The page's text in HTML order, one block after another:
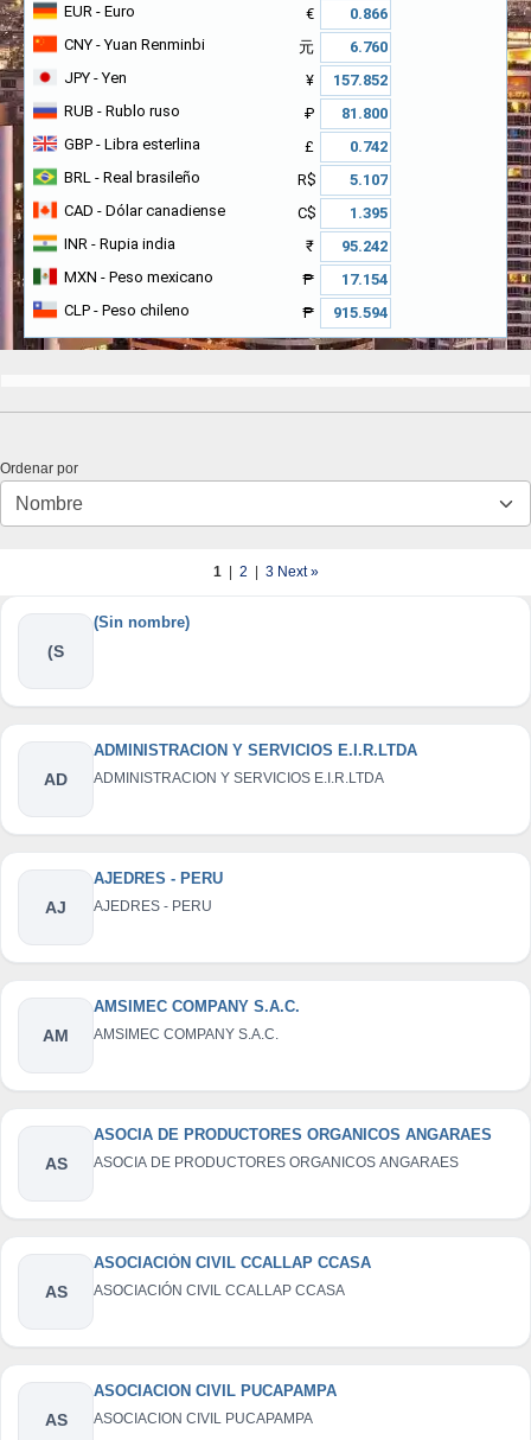
EUR - Euro
€
CNY - Yuan Renminbi
元
JPY - Yen
¥
RUB - Rublo ruso
₽
GBP - Libra esterlina
£
BRL - Real brasileño
R$
CAD - Dólar canadiense
C$
INR - Rupia india
₹
MXN - Peso mexicano
₱
CLP - Peso chileno ₱
Ordenar por
1 | 2 | 3Next »
(S
(Sin nombre)
AD
ADMINISTRACION Y SERVICIOS E.I.R.LTDA
ADMINISTRACION Y SERVICIOS E.I.R.LTDA
AJ
AJEDRES - PERU
AJEDRES - PERU
AM
AMSIMEC COMPANY S.A.C.
AMSIMEC COMPANY S.A.C.
AS
ASOCIA DE PRODUCTORES ORGANICOS ANGARAES
ASOCIA DE PRODUCTORES ORGANICOS ANGARAES
AS
ASOCIACIÓN CIVIL CCALLAP CCASA
ASOCIACIÓN CIVIL CCALLAP CCASA
AS
ASOCIACION CIVIL PUCAPAMPA
ASOCIACION CIVIL PUCAPAMPA